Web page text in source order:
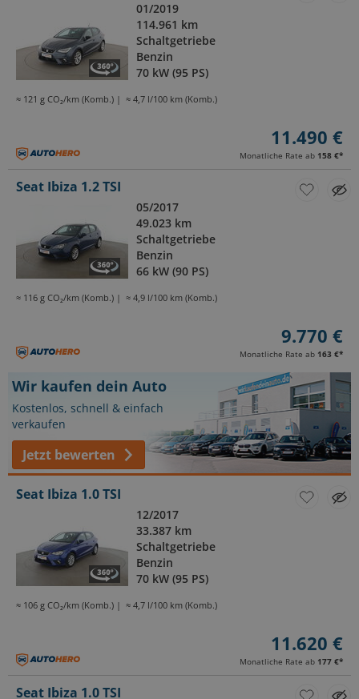
01/2019
114.961 km
Schaltgetriebe
Benzin
70 kW (95 PS)
≈ 121 g CO₂/km (Komb.) ≈ 4,7 l/100 km (Komb.)
11.490 €
Monatliche Rate ab 158 €*
Seat Ibiza 1.2 TSI
05/2017
49.023 km
Schaltgetriebe
Benzin
66 kW (90 PS)
≈ 116 g CO₂/km (Komb.) ≈ 4,9 l/100 km (Komb.)
9.770 €
Monatliche Rate ab 163 €*
Wir kaufen dein Auto
Kostenlos, schnell & einfach
verkaufen
Jetzt bewerten
Seat Ibiza 1.0 TSI
12/2017
33.387 km
Schaltgetriebe
Benzin
70 kW (95 PS)
≈ 106 g CO₂/km (Komb.) ≈ 4,7 l/100 km (Komb.)
11.620 €
Monatliche Rate ab 177 €*
Seat Ibiza 1.0 TSI